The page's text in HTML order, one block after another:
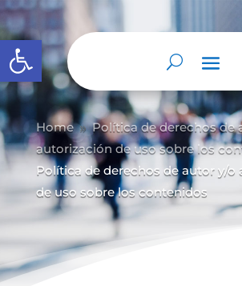
Abrir barra de herramientas
Home 9 Política de derechos de
autorización de uso sobre los
Política de derechos de autor y/o
de uso sobre los contenidos